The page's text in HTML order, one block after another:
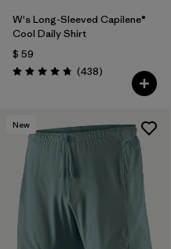
W's Long-Sleeved Capilene®
Cool Daily Shirt
$ 59
Valoración: 4.7 / 5
(438Comentarios
)
New